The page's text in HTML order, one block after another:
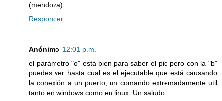
(mendoza)
Responder
Anónimo 12:01 p.m.
el parámetro "o" está bien para saber el pid pero con la "b"
puedes ver hasta cual es el ejecutable que está causando
la conexión a un puerto, un comando extremadamente util
tanto en windows como en linux. Un saludo.